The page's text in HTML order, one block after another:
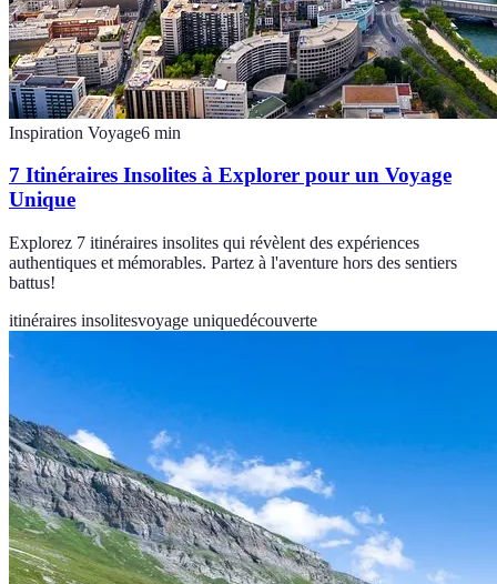
Inspiration Voyage6 min
7 Itinéraires Insolites à Explorer pour un Voyage
Unique
Explorez 7 itinéraires insolites qui révèlent des expériences
authentiques et mémorables. Partez à l'aventure hors des sentiers
battus!
itinéraires insolitesvoyage uniquedécouverte